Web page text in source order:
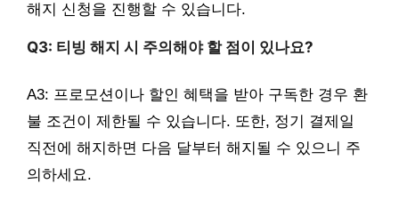
해지 신청을 진행할 수 있습니다.
Q3: 티빙 해지 시 주의해야 할 점이 있나요?
A3: 프로모션이나 할인 혜택을 받아 구독한 경우 환
불 조건이 제한될 수 있습니다. 또한, 정기 결제일
직전에 해지하면 다음 달부터 해지될 수 있으니 주
의하세요.